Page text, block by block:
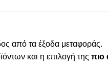
από τα έξοδα μεταφοράς.
και η επιλογή της πιο